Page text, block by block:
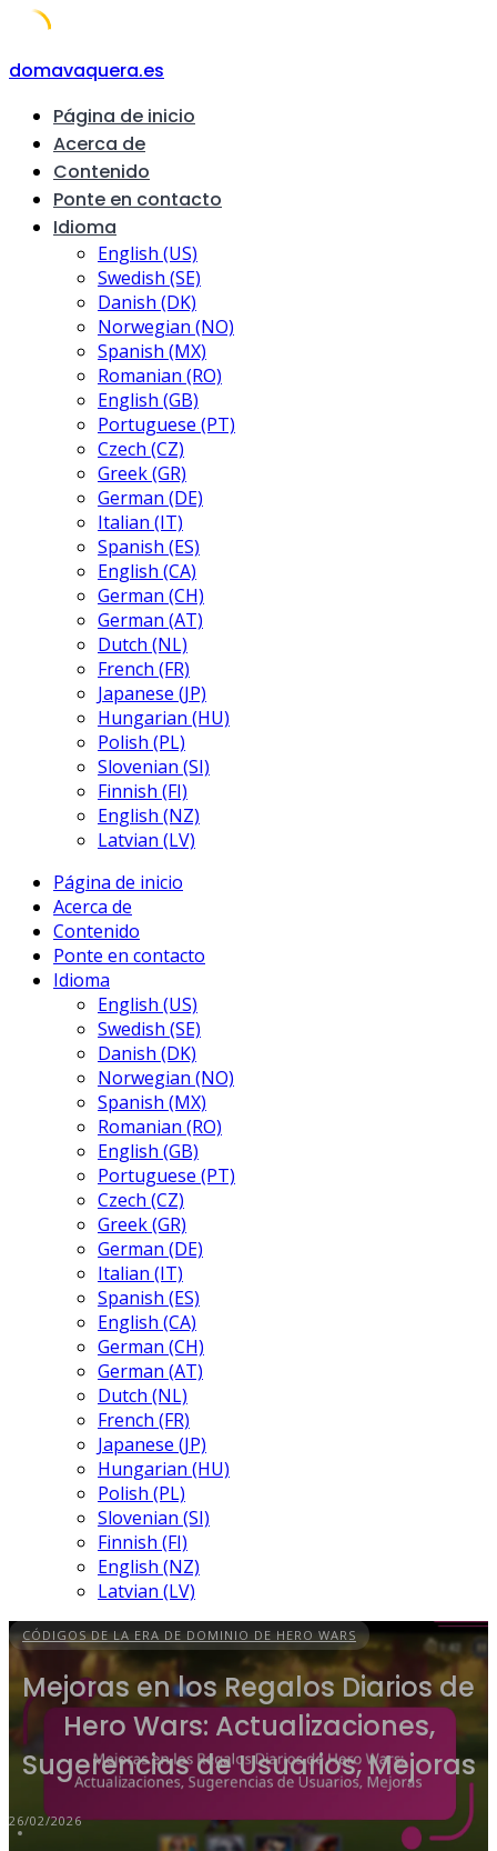
Skip
content
domavaquera.es
Página de inicio
Acerca de
Contenido
Ponte en contacto
Idioma
English (US)
Swedish (SE)
Danish (DK)
Norwegian (NO)
Spanish (MX)
Romanian (RO)
English (GB)
Portuguese (PT)
Czech (CZ)
Greek (GR)
German (DE)
Italian (IT)
Spanish (ES)
English (CA)
German (CH)
German (AT)
Dutch (NL)
French (FR)
Japanese (JP)
Hungarian (HU)
Polish (PL)
Slovenian (SI)
Finnish (FI)
English (NZ)
Latvian (LV)
Página de inicio
Acerca de
Contenido
Ponte en contacto
Idioma
English (US)
Swedish (SE)
Danish (DK)
Norwegian (NO)
Spanish (MX)
Romanian (RO)
English (GB)
Portuguese (PT)
Czech (CZ)
Greek (GR)
German (DE)
Italian (IT)
Spanish (ES)
English (CA)
German (CH)
German (AT)
Dutch (NL)
French (FR)
Japanese (JP)
Hungarian (HU)
Polish (PL)
Slovenian (SI)
Finnish (FI)
English (NZ)
Latvian (LV)
CÓDIGOS DE LA ERA DE DOMINIO DE HERO WARS
Mejoras en los Regalos Diarios de
Hero Wars: Actualizaciones,
Sugerencias de Usuarios, Mejoras
26/02/2026